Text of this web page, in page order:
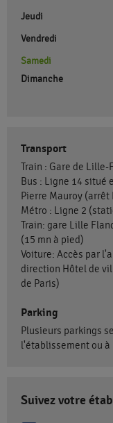
Jeudi
Vendredi
Samedi
Dimanche
Transport
Train : Gare de
Bus : Ligne 14 situé
Pierre Mauroy
Métro : Ligne 2
Train: gare Lille
(15 mn à pied)
Voiture: Accès par
direction Hôtel de
de Paris)
Parking
Plusieurs parkings
l'établissement ou
Suivez votre